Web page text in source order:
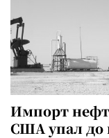
Импорт
США упал до